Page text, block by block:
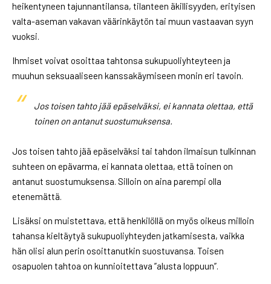
heikentyneen tajunnantilansa, tilanteen äkillisyyden, erityisen
valta-aseman vakavan väärinkäytön tai muun vastaavan syyn
vuoksi.
Ihmiset voivat osoittaa tahtonsa sukupuoliyhteyteen ja
muuhun seksuaaliseen kanssakäymiseen monin eri tavoin.
Jos toisen tahto jää epäselväksi, ei kannata olettaa, että
toinen on antanut suostumuksensa.
Jos toisen tahto jää epäselväksi tai tahdon ilmaisun tulkinnan
suhteen on epävarma, ei kannata olettaa, että toinen on
antanut suostumuksensa. Silloin on aina parempi olla
etenemättä.
Lisäksi on muistettava, että henkilöllä on myös oikeus milloin
tahansa kieltäytyä sukupuoliyhteyden jatkamisesta, vaikka
hän olisi alun perin osoittanutkin suostuvansa. Toisen
osapuolen tahtoa on kunnioitettava ”alusta loppuun”.